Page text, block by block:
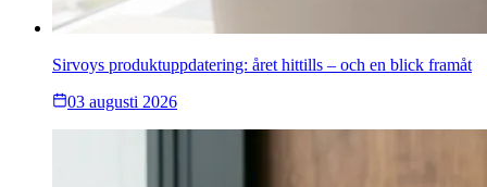
Sirvoys produktuppdatering: året hittills – och en blick framåt
03 augusti 2026